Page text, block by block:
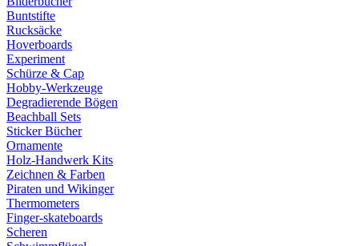
Buntstifte
Rucksäcke
Hoverboards
Experiment
Schürze & Cap
Hobby-Werkzeuge
Degradierende Bögen
Beachball Sets
Sticker Bücher
Ornamente
Holz-Handwerk Kits
Zeichnen & Farben
Piraten und Wikinger
Thermometers
Finger-skateboards
Scheren